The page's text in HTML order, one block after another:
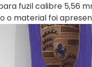
fuzil calibre 5,56
material foi